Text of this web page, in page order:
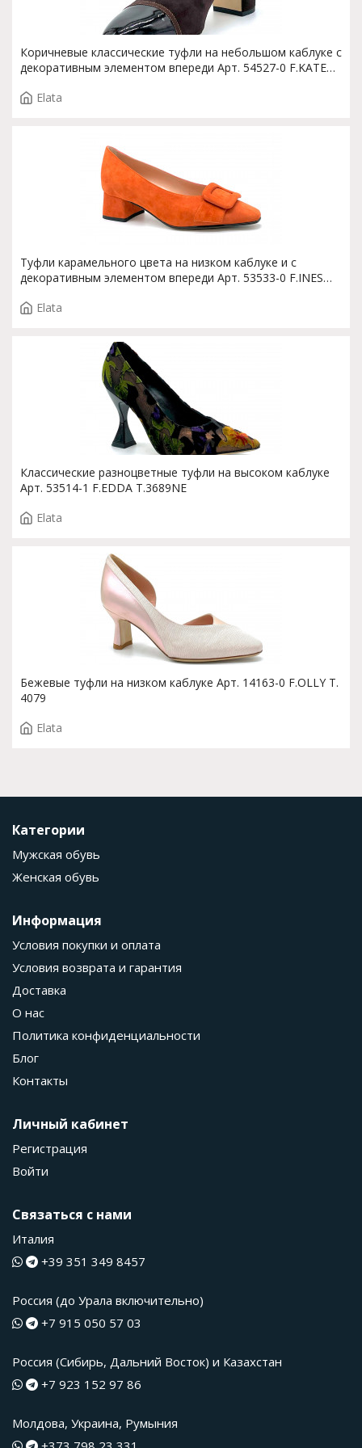
Коричневые классические туфли на небольшом каблуке с
декоративным элементом впереди Арт. 54527-0 F.KATE
Elata
Туфли карамельного цвета на низком каблуке и с
декоративным элементом впереди Арт. 53533-0 F.INES
Elata
Классические разноцветные туфли на высоком каблуке
Арт. 53514-1 F.EDDA T.3689NE
Elata
Бежевые туфли на низком каблуке Арт. 14163-0 F.OLLY T.
4079
Elata
Категории
Мужская обувь
Женская обувь
Информация
Условия покупки и оплата
Условия возврата и гарантия
Доставка
О нас
Политика конфиденциальности
Блог
Контакты
Личный кабинет
Регистрация
Войти
Связаться с нами
Италия
+39 351 349 8457
Россия (до Урала включительно)
+7 915 050 57 03
Россия (Сибирь, Дальний Восток) и Казахстан
+7 923 152 97 86
Молдова, Украина, Румыния